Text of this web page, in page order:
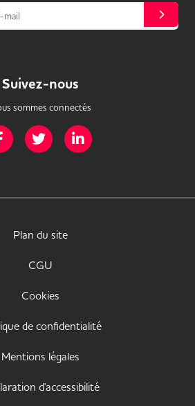
mail
Suivez-nous
sommes connectés
Page Facebook de Mission Handicap
Page Twitter de Mission Handicap
Plan du site
CGU
Cookies
de confidentialité
Mentions légales
d'accessibilité